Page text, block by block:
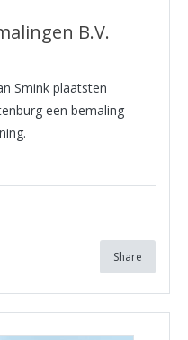
B.V.
Smink plaatsten
een bemaling
Share